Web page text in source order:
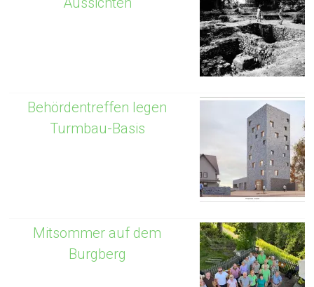
Behördentreffen legen
Turmbau-Basis
Mitsommer auf dem
Burgberg